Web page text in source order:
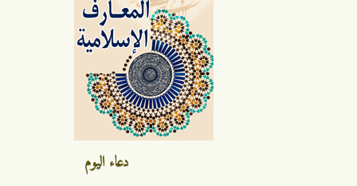
دعاء اليوم